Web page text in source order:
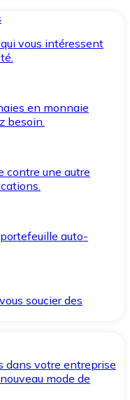
vous intéressent
en monnaie
besoin.
contre une autre
auto-
soucier des
dans votre entreprise
mode de